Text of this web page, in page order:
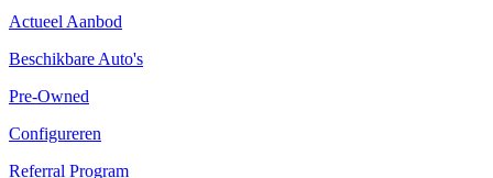
Actueel Aanbod
Beschikbare Auto's
Pre-Owned
Configureren
Referral Program